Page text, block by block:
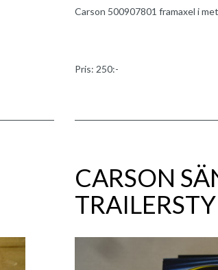
Carson 500907801 framaxel i
Pris: 250:-
CARSON